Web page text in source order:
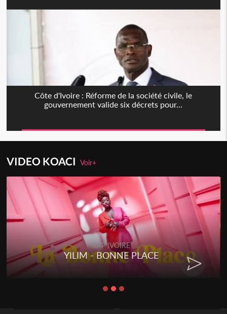
Côte d'Ivoire : Réforme de la société civile, le
gouvernement valide six décrets pour...
VIDEO KOACIVoir+
RAP IVOIRE
YILIM - BONNE PLACE